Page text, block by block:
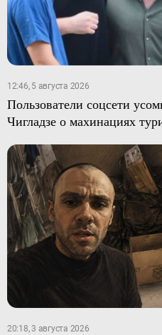
12:46, 5 августа 2026
Пользователи соцсети
Чигладзе о махинациях
20:18, 3 августа 2026